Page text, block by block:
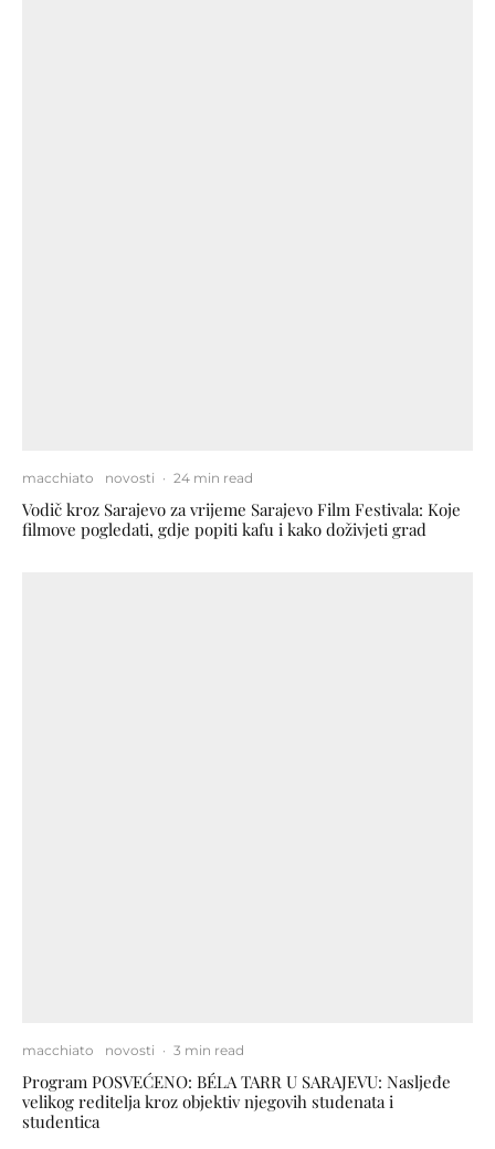
macchiato novosti · 24 min read
Vodič kroz Sarajevo za vrijeme Sarajevo Film Festivala: Koje
filmove pogledati, gdje popiti kafu i kako doživjeti grad
macchiato novosti · 3 min read
Program POSVEĆENO: BÉLA TARR U SARAJEVU: Nasljeđe
velikog reditelja kroz objektiv njegovih studenata i
studentica